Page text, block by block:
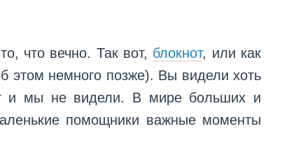
что вечно. Так вот, блокнот, или как
этом немного позже). Вы видели хоть
и мы не видели. В мире больших и
помощники важные моменты